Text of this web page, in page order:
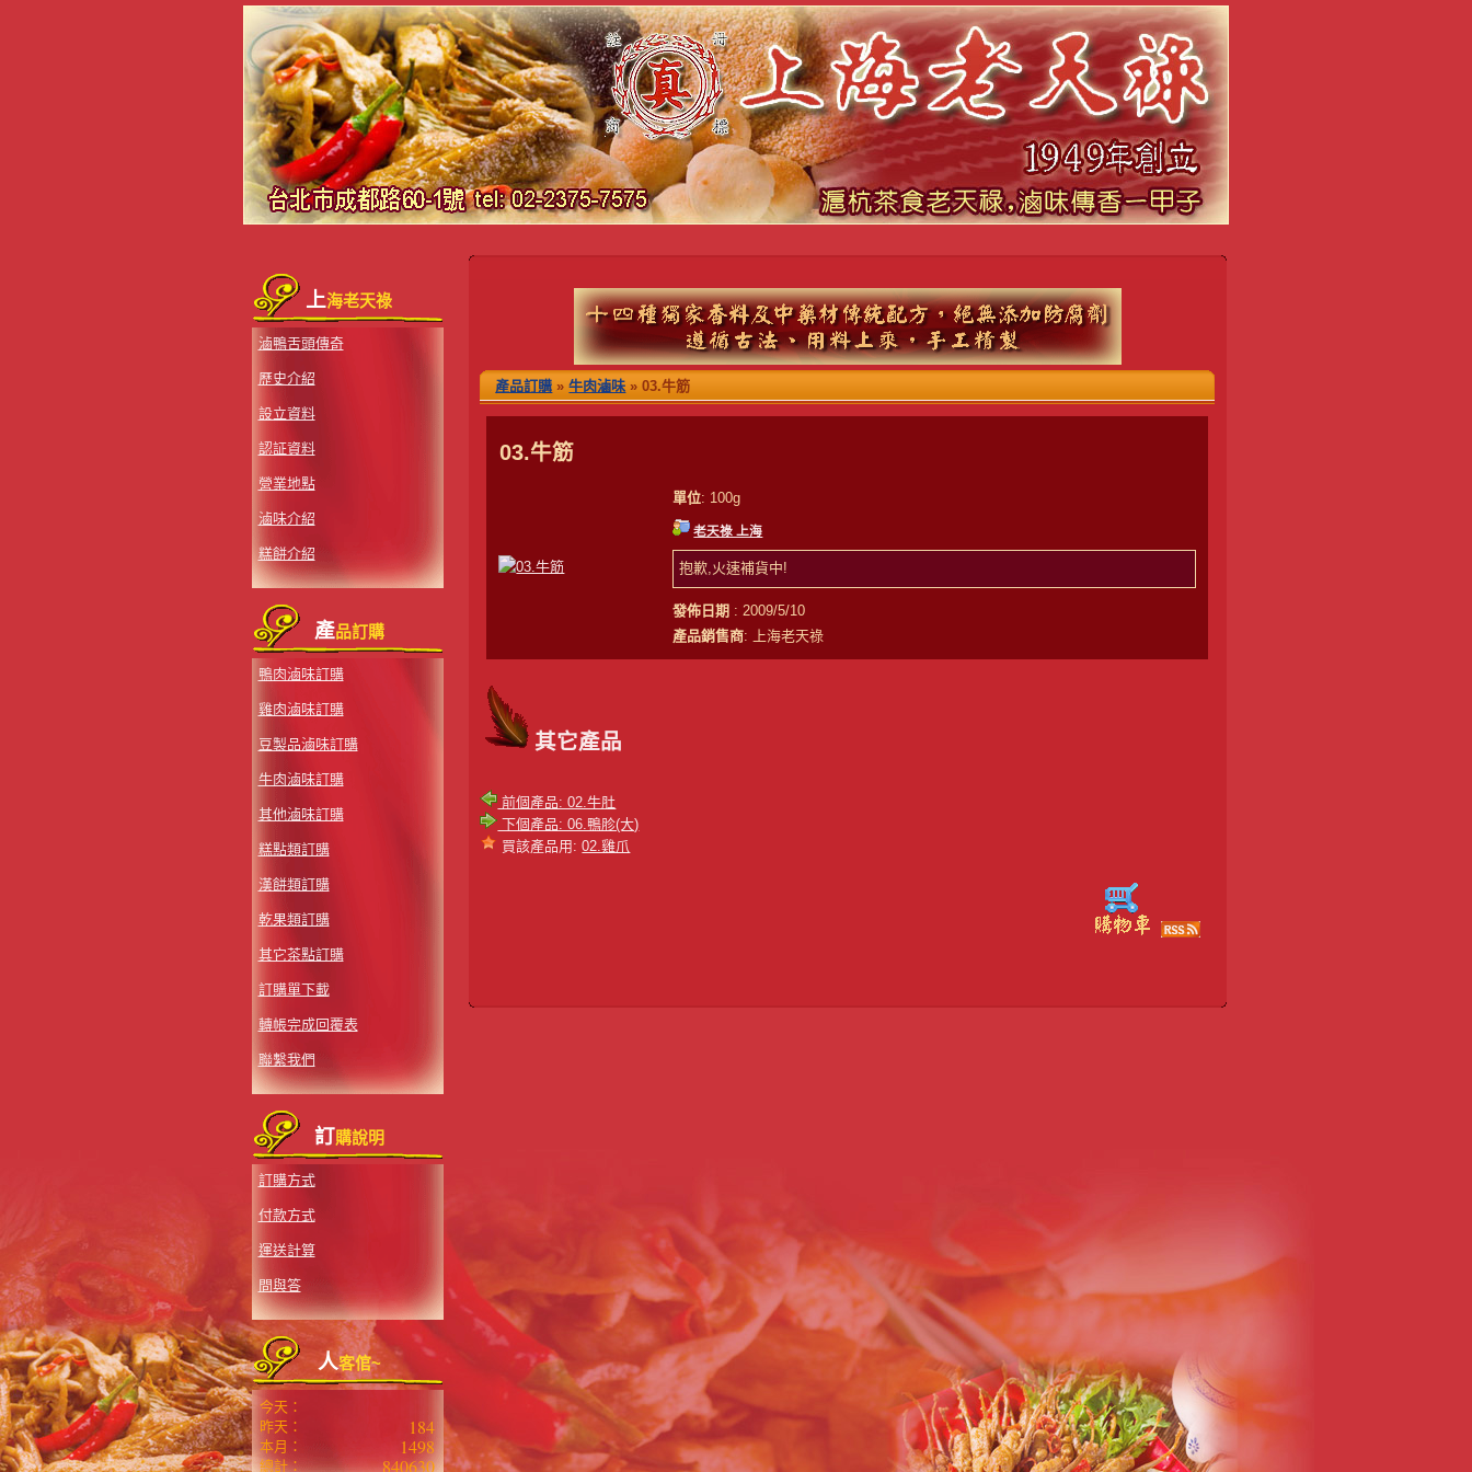
上海老天祿
滷鴨舌頭傳奇
歷史介紹
設立資料
認証資料
營業地點
滷味介紹
糕餅介紹
產品訂購
鴨肉滷味訂購
雞肉滷味訂購
豆製品滷味訂購
牛肉滷味訂購
其他滷味訂購
糕點類訂購
漢餅類訂購
乾果類訂購
其它茶點訂購
訂購單下載
轉帳完成回覆表
聯繫我們
訂購說明
訂購方式
付款方式
運送計算
問與答
人客倌~
今天：
昨天：
184
本月： 1498
總計： 840630
產品訂購 »牛肉滷味 » 03.牛筋
03.牛筋
單位: 100g
老天祿 上海
抱歉,火速補貨中!
發佈日期 : 2009/5/10
產品銷售商: 上海老天祿
其它產品
前個產品: 02.牛肚
下個產品: 06.鴨胗(大)
買該產品用:02.雞爪